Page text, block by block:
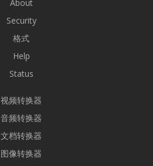
About
Security
格式
Help
Status
视频转换器
音频转换器
文档转换器
图像转换器